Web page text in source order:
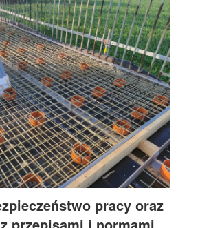
pracy oraz